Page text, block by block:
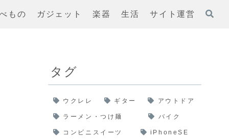
もの ガジェット 楽器 生活 サイト運営
タグ
ウクレレ ギター アウトドア
ラーメン・つけ麺 バイク
コンビニスイーツ iPhoneSE